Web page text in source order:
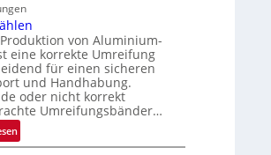
von Aluminium-
eine korrekte Umreifung
für einen sicheren
und Handhabung.
oder nicht korrekt
Umreifungsbänder…
:
C